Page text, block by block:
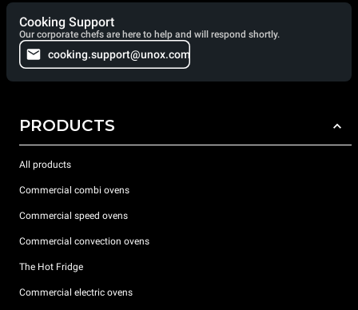
Cooking Support
Our corporate chefs are here to help and will respond shortly.
cooking.support@unox.com
PRODUCTS
All products
Commercial combi ovens
Commercial speed ovens
Commercial convection ovens
The Hot Fridge
Commercial electric ovens